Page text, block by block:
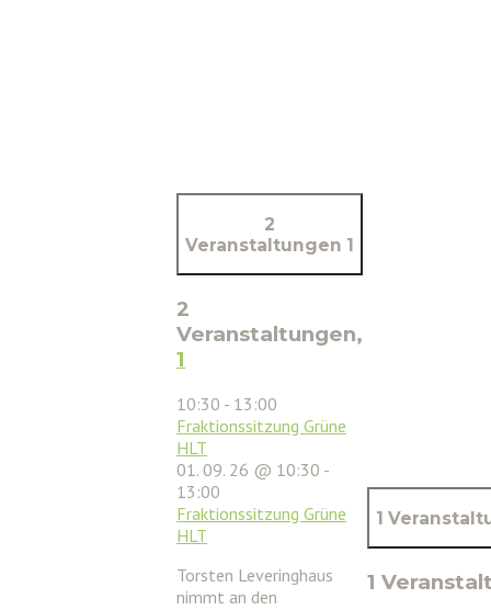
2
Veranstaltungen 1
2
Veranstaltungen,
1
10:30 - 13:00
Fraktionssitzung Grüne
HLT
01. 09. 26 @ 10:30 -
13:00
Fraktionssitzung Grüne
HLT
Torsten Leveringhaus
nimmt an den
1
1